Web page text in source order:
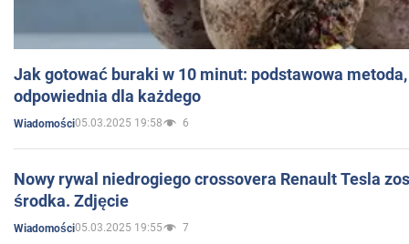
Jak gotować buraki w 10 minut: podstawowa
odpowiednia dla każdego
Wiadomości05.03.2025 19:58 6
Nowy rywal niedrogiego crossovera Renault Tesla
środka. Zdjęcie
Wiadomości05.03.2025 19:55 7